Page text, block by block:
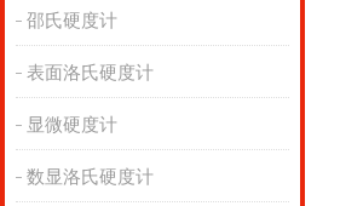
邵氏硬度计
表面洛氏硬度计
显微硬度计
数显洛氏硬度计